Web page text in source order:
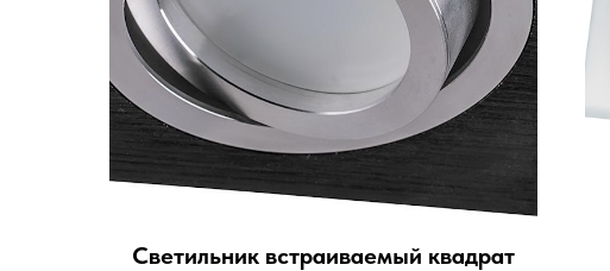
Светильник встраиваемый квадрат